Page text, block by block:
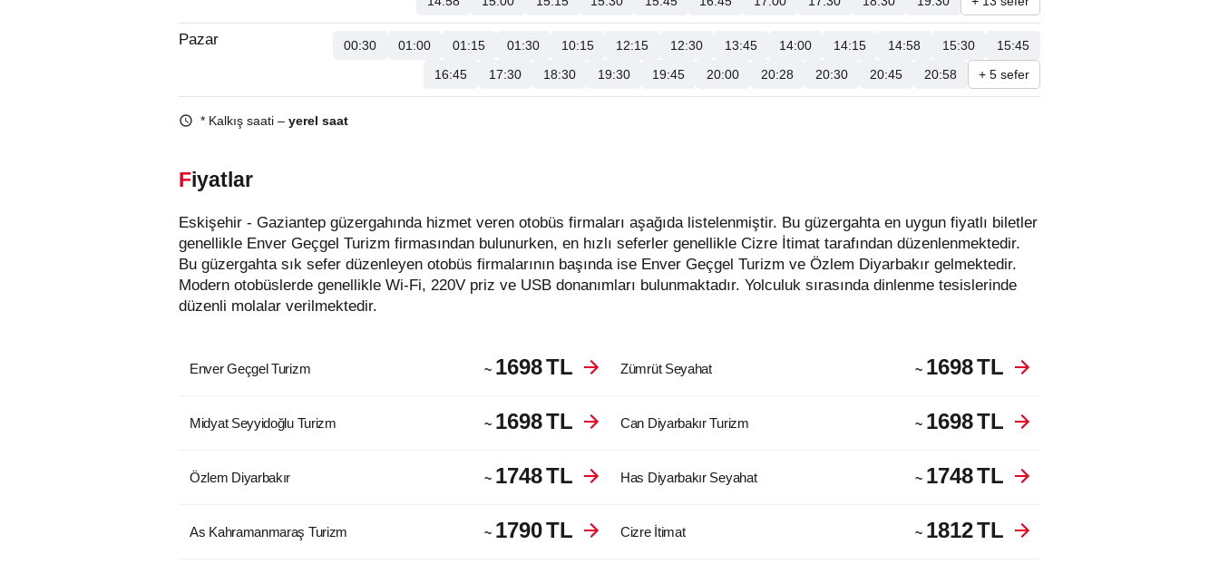
Pazar 00:30 01:00 01:15 01:30 10:15 12:15 12:30 13:45 14:00 14:15 14:58 15:30
15:45
16:45
17:30 18:30 19:30 19:45 20:00 20:28 20:30 20:45 20:58 + 5 sefer
* Kalkış saati – yerel saat
Fiyatlar
Eskişehir - Gaziantep güzergahında hizmet veren otobüs firmaları aşağıda listelenmiştir. Bu güzergahta en uygun fiyatlı biletler
genellikle Enver Geçgel Turizm firmasından bulunurken, en hızlı seferler genellikle Cizre İtimat tarafından düzenlenmektedir.
Bu güzergahta sık sefer düzenleyen otobüs firmalarının başında ise Enver Geçgel Turizm ve Özlem Diyarbakır gelmektedir.
Modern otobüslerde genellikle Wi-Fi, 220V priz ve USB donanımları bulunmaktadır. Yolculuk sırasında dinlenme tesislerinde
düzenli molalar verilmektedir.
Enver Geçgel Turizm ~ 1698TL Zümrüt Seyahat ~ 1698TL
Midyat Seyyidoğlu Turizm ~ 1698TL Can Diyarbakır Turizm ~ 1698TL
Özlem Diyarbakır ~ 1748TL Has Diyarbakır Seyahat ~ 1748TL
As Kahramanmaraş Turizm ~ 1790TL Cizre İtimat ~ 1812TL